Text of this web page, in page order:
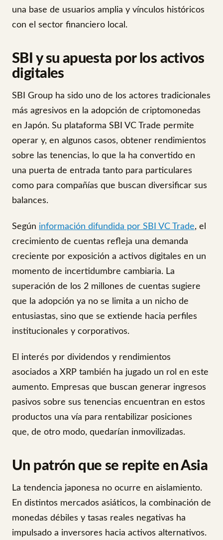
una base de usuarios amplia y vínculos históricos
con el sector financiero local.
SBI y su apuesta por los activos
digitales
SBI Group ha sido uno de los actores tradicionales
más agresivos en la adopción de criptomonedas
en Japón. Su plataforma SBI VC Trade permite
operar y, en algunos casos, obtener rendimientos
sobre las tenencias, lo que la ha convertido en
una puerta de entrada tanto para particulares
como para compañías que buscan diversificar sus
balances.
Según información difundida por SBI VC Trade, el
crecimiento de cuentas refleja una demanda
creciente por exposición a activos digitales en un
momento de incertidumbre cambiaria. La
superación de los 2 millones de cuentas sugiere
que la adopción ya no se limita a un nicho de
entusiastas, sino que se extiende hacia perfiles
institucionales y corporativos.
El interés por dividendos y rendimientos
asociados a XRP también ha jugado un rol en este
aumento. Empresas que buscan generar ingresos
pasivos sobre sus tenencias encuentran en estos
productos una vía para rentabilizar posiciones
que, de otro modo, quedarían inmovilizadas.
Un patrón que se repite en Asia
La tendencia japonesa no ocurre en aislamiento.
En distintos mercados asiáticos, la combinación de
monedas débiles y tasas reales negativas ha
impulsado a inversores hacia activos alternativos.